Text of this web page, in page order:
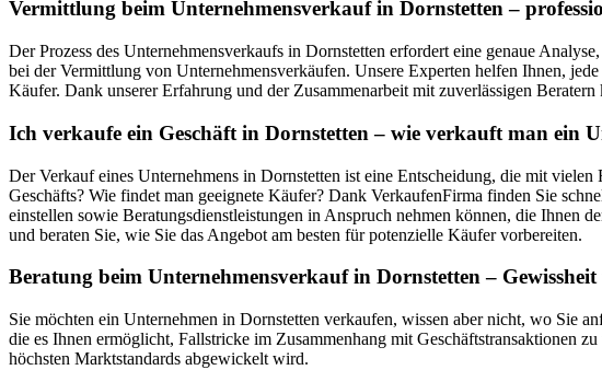
Vermittlung beim Unternehmensverkauf in Dornstetten –
Der Prozess des Unternehmensverkaufs in Dornstetten erfordert eine genaue
bei der Vermittlung von Unternehmensverkäufen. Unsere Experten helfen Ihnen,
Käufer. Dank unserer Erfahrung und der Zusammenarbeit mit zuverlässigen
Ich verkaufe ein Geschäft in Dornstetten – wie verkauft man ein
Der Verkauf eines Unternehmens in Dornstetten ist eine Entscheidung, die mit
Geschäfts? Wie findet man geeignete Käufer? Dank VerkaufenFirma finden Sie
einstellen sowie Beratungsdienstleistungen in Anspruch nehmen können, die Ihnen
und beraten Sie, wie Sie das Angebot am besten für potenzielle Käufer vorbereiten.
Beratung beim Unternehmensverkauf in Dornstetten –
Sie möchten ein Unternehmen in Dornstetten verkaufen, wissen aber nicht, wo Sie
die es Ihnen ermöglicht, Fallstricke im Zusammenhang mit Geschäftstransaktionen
höchsten Marktstandards abgewickelt wird.